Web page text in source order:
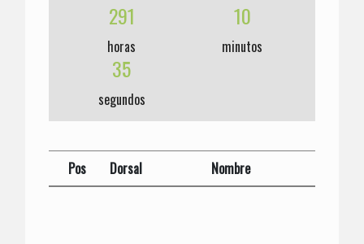
291
horas
10
minutos
35
segundos
Pos Dorsal Nombre